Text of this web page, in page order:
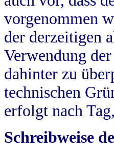
vorgenommen
der derzeitigen
Verwendung
dahinter zu
technischen
erfolgt nach
Schreibweise